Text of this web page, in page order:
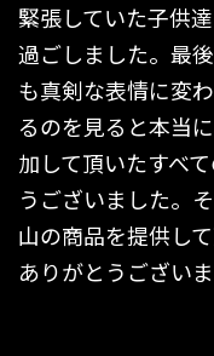
緊張していた子供
過ごしました。最
も真剣な表情に変
るのを見ると本当
加して頂いたすべ
うございました。
山の商品を提供し
ありがとうございま